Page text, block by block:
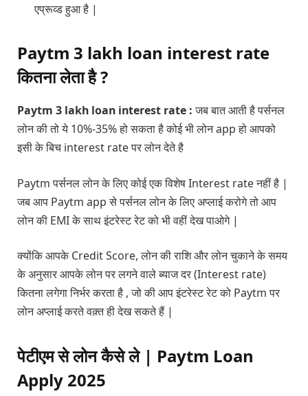
एप्रूव्ड हुआ है |
Paytm 3 lakh loan interest rate
कितना लेता है ?
Paytm 3 lakh loan interest rate :जब बात आती है पर्सनल
लोन की तो ये 10%-35% हो सकता है कोई भी लोन app हो आपको
इसी के बिच interest rate पर लोन देते है
Paytm पर्सनल लोन के लिए कोई एक विशेष Interest rate नहीं है |
जब आप Paytm app से पर्सनल लोन के लिए अप्लाई करोगे तो आप
लोन की EMI के साथ इंटरेस्ट रेट को भी वहीं देख पाओगे |
क्योंकि आपके Credit Score, लोन की राशि और लोन चुकाने के समय
के अनुसार आपके लोन पर लगने वाले ब्याज दर (Interest rate)
कितना लगेगा निर्भर करता है , जो की आप इंटरेस्ट रेट को Paytm पर
लोन अप्लाई करते वक़्त ही देख सकते हैं |
पेटीएम से लोन कैसे ले | Paytm Loan
Apply 2025